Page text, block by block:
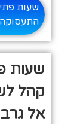
שעות
שעות
קהל
אל